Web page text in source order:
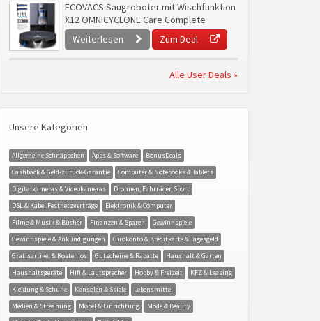
ECOVACS Saugroboter mit Wischfunktion
X12 OMNICYCLONE Care Complete
Weiterlesen
Zum Deal
Alle User Deals »
Unsere Kategorien
Allgemeine Schnäppchen Apps & Software
BonusDeals
Cashback & Geld-zurück-Garantie
Computer & Notebooks & Tablets
Digitalkameras & Videokameras
Drohnen, Fahrräder, Sport
DSL & Kabel Festnetzverträge
Elektronik & Computer
Filme & Musik & Bücher
Finanzen & Sparen
Gewinnspiele
Gewinnspiele & Ankündigungen
Girokonto & Kreditkarte & Tagesgeld
Gratisartikel & Kostenlos
Gutscheine & Rabatte
Haushalt & Garten
Haushaltsgeräte
Hifi & Lautsprecher Hobby & Freizeit
KFZ & Leasing
Kleidung & Schuhe
Konsolen & Spiele
Lebensmittel
Medien & Streaming
Möbel & Einrichtung
Mode & Beauty